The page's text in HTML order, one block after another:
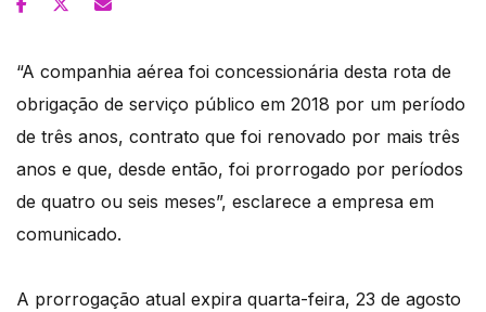
“A companhia aérea foi concessionária desta rota de
obrigação de serviço público em 2018 por um período
de três anos, contrato que foi renovado por mais três
anos e que, desde então, foi prorrogado por períodos
de quatro ou seis meses”, esclarece a empresa em
comunicado.
A prorrogação atual expira quarta-feira, 23 de agosto